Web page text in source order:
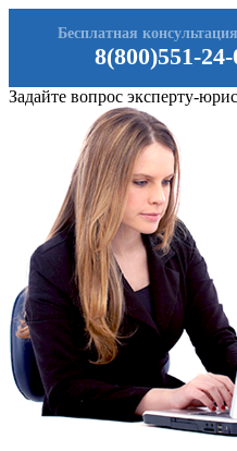
8(800)551-
Бесплатная
Задайте вопрос эксперту-